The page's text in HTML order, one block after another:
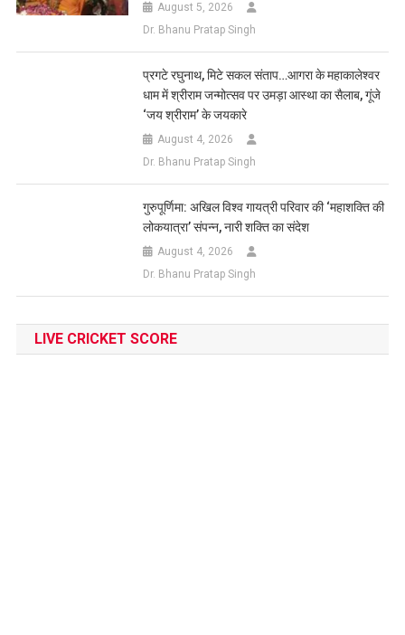
August 5, 2026
Dr. Bhanu Pratap Singh
प्रगटे रघुनाथ, मिटे सकल संताप…आगरा के महाकालेश्वर
धाम में श्रीराम जन्मोत्सव पर उमड़ा आस्था का सैलाब, गूंजे
‘जय श्रीराम’ के जयकारे
August 4, 2026
Dr. Bhanu Pratap Singh
गुरुपूर्णिमा: अखिल विश्व गायत्री परिवार की ‘महाशक्ति की
लोकयात्रा’ संपन्न, नारी शक्ति का संदेश
August 4, 2026
Dr. Bhanu Pratap Singh
LIVE CRICKET SCORE